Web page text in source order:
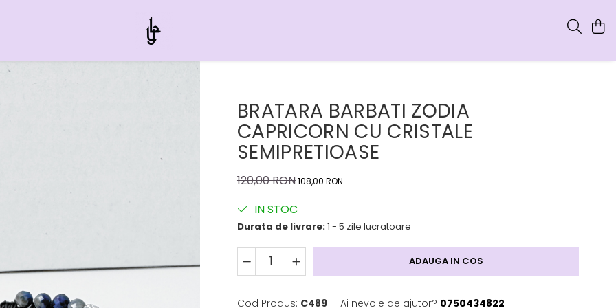
BRATARA BARBATI ZODIA
CAPRICORN CU CRISTALE
SEMIPRETIOASE
120,00 RON108,00 RON
IN STOC
Durata de livrare:1 - 5 zile lucratoare
ADAUGA IN COS
Cod Produs: C489 Ai nevoie de ajutor? 0750434822